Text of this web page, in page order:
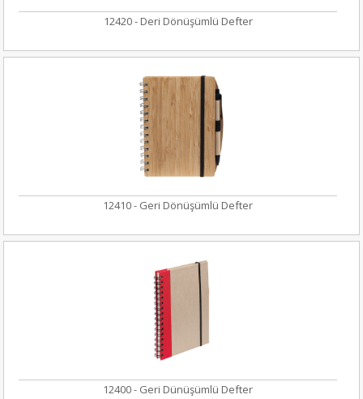
12420 - Deri Dönüşümlü Defter
12410 - Geri Dönüşümlü Defter
12400 - Geri Dünüşümlü Defter